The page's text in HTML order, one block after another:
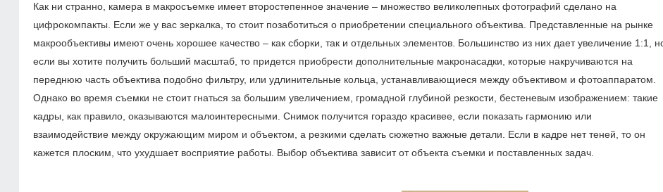
Как ни странно, камера в макросъемке имеет второстепенное значение – множество великолепных фотографий сделано на
цифрокомпакты. Если же у вас зеркалка, то стоит позаботиться о приобретении специального объектива. Представленные на рынке
макрообъективы имеют очень хорошее качество – как сборки, так и ­отдельных элементов. Большинство из них дает увеличение 1:1,
если вы хотите получить больший масштаб, то придется приобрести дополнительные макронасадки, которые накручиваются на
переднюю часть объектива подобно фильтру, или удлинительные кольца, устанавливающиеся между объективом и фотоаппаратом.
Однако во время съемки не стоит гнаться за большим увеличением, громадной глубиной резкости, бестеневым изображением: такие
кадры, как правило, оказываются малоинтересными. Снимок получится гораздо красивее, если показать гармонию или
взаимодействие между окружающим миром и объектом, а резкими сделать сюжетно важные детали. Если в кадре нет теней, то он
кажется плоским, что ухудшает восприятие работы. Выбор объектива зависит от объекта съемки и поставленных задач.